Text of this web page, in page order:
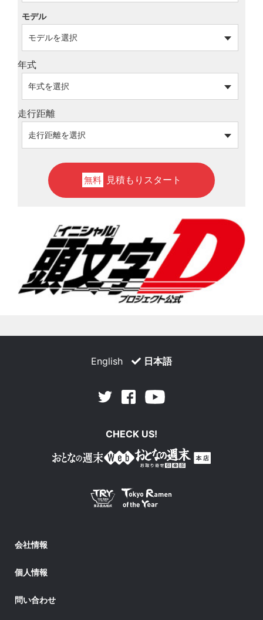
モデル
年式
走行距離
無料 見積もりスタート
English 日本語
Twitter Facebook
CHECK US!
会社情報
個人情報
問い合わせ